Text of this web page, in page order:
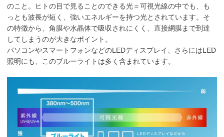
のこと。ヒトの目で見ることのできる光＝可視光線の中でも、も
っとも波長が短く、強いエネルギーを持つ光とされています。そ
の特徴から、角膜や水晶体で吸収されにくく、直接網膜まで到達
してしまうのが大きなポイント。
パソコンやスマートフォンなどのLEDディスプレイ、さらにはLED
照明にも、このブルーライトは多く含まれています。